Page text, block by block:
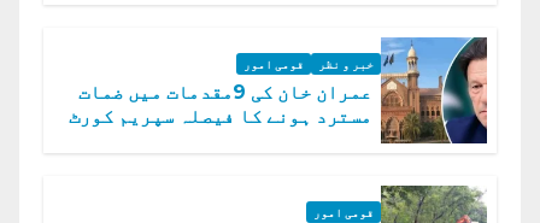
خبر و نظر قومی امور
عمران خان کی 9مقدمات میں ضمات
مسترد ہونے کا فیصلہ سپریم کورٹ
قومی امور